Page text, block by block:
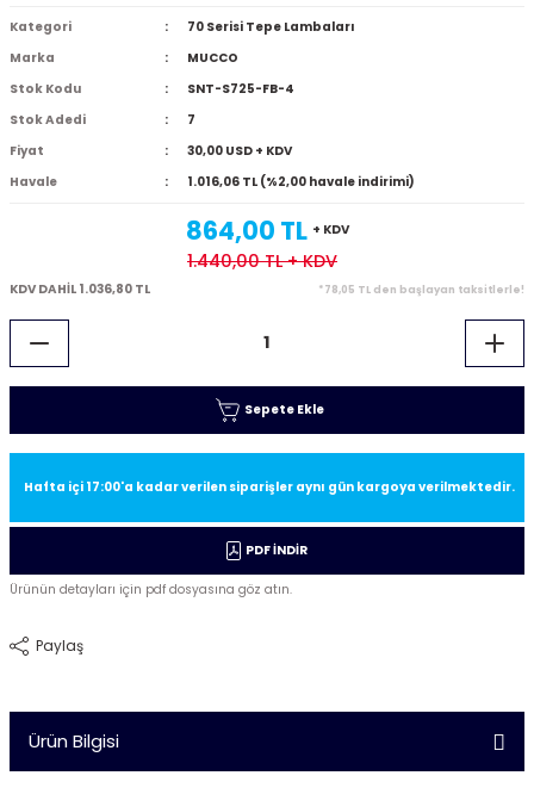
Kategori
70 Serisi Tepe Lambaları
Marka
MUCCO
Stok Kodu
SNT-S725-FB-4
Stok Adedi
7
Fiyat
30,00 USD + KDV
Havale
1.016,06 TL (%2,00 havale indirimi)
864,00 TL + KDV
1.440,00 TL+ KDV
KDV DAHİL 1.036,80 TL *78,05 TL den başlayan taksitlerle!
Sepete Ekle
Hafta içi 17:00'a kadar verilen siparişler aynı gün kargoya verilmektedir.
PDF İNDİR
Ürünün detayları için pdf dosyasına göz atın.
Paylaş
Ürün Bilgisi